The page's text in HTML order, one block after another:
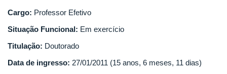
Cargo: Professor Efetivo
Situação Funcional: Em exercício
Titulação: Doutorado
Data de ingresso: 27/01/2011 (15 anos, 6 meses, 11 dias)